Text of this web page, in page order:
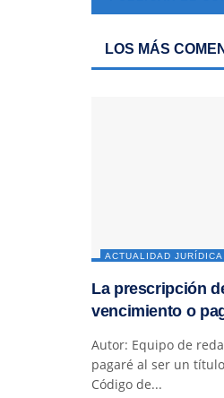
LOS MÁS
ACTUALIDAD JURÍDICA
La prescripción
vencimiento o
Autor: Equipo de
pagaré al ser un
Código de...